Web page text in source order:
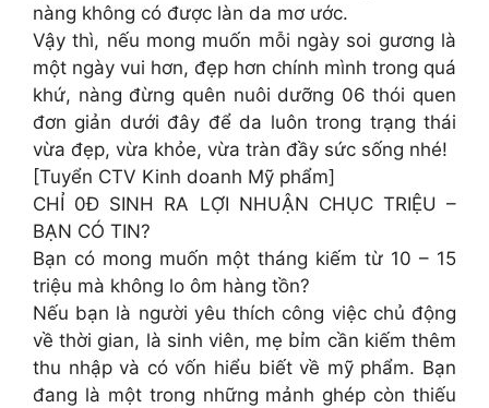
nàng không có được làn da mơ ước.
Vậy thì, nếu mong muốn mỗi ngày soi gương là
một ngày vui hơn, đẹp hơn chính mình trong quá
khứ, nàng đừng quên nuôi dưỡng 06 thói quen
đơn giản dưới đây để da luôn trong trạng thái
vừa đẹp, vừa khỏe, vừa tràn đầy sức sống nhé!
[Tuyển CTV Kinh doanh Mỹ phẩm]
CHỈ 0Đ SINH RA LỢI NHUẬN CHỤC TRIỆU –
BẠN CÓ TIN?
Bạn có mong muốn một tháng kiếm từ 10 – 15
triệu mà không lo ôm hàng tồn?
Nếu bạn là người yêu thích công việc chủ động
về thời gian, là sinh viên, mẹ bỉm cần kiếm thêm
thu nhập và có vốn hiểu biết về mỹ phẩm. Bạn
đang là một trong những mảnh ghép còn thiếu